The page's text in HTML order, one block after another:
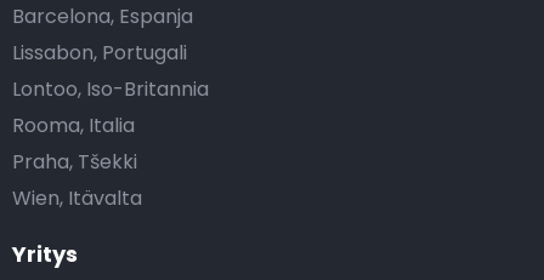
Yritys
Barcelona, Espanja
Lissabon, Portugali
Lontoo, Iso-Britannia
Rooma, Italia
Praha, Tšekki
Wien, Itävalta